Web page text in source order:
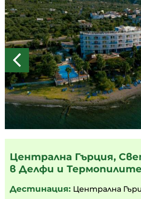
Централна Гърция,
в Делфи и Термопилите
Дестинация: Централна